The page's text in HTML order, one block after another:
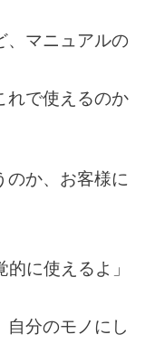
、マニュアルの
れで使えるのか
のか、お客様に
的に使えるよ」
自分のモノにし